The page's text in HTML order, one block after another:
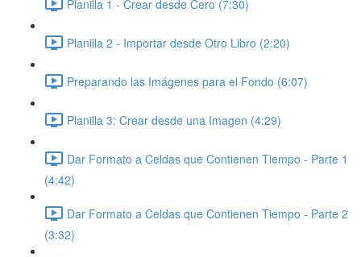
Planilla 1 - Crear desde Cero (7:30)
Planilla 2 - Importar desde Otro Libro (2:20)
Preparando las Imágenes para el Fondo (6:07)
Planilla 3: Crear desde una Imagen (4:29)
Dar Formato a Celdas que Contienen Tiempo - Parte 1
(4:42)
Dar Formato a Celdas que Contienen Tiempo - Parte 2
(3:32)